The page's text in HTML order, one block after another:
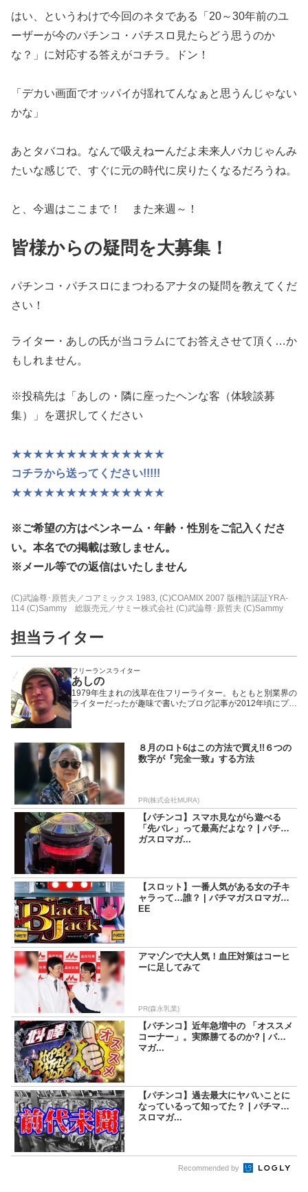
はい、というわけで今回のネタである「20～30年前のユ
ーザーが今のパチンコ・パチスロ見たらどう思うのか
な？」 に対応する答えがコチラ。ドン！
「デカい画面でオッパイが揺れてんなぁと思うんじゃない
かな」
あとタバコね。なんで吸えねーんだよ未来人バカじゃんみ
たいな感じで、すぐに元の時代に戻りたくなるだろうね。
と、今週はここまで！ また来週～！
皆様からの疑問を大募集！
パチンコ・パチスロにまつわるアナタの疑問を教えてくだ
さい！
ライター・あしの氏が当コラムにてお答えさせて頂く…か
もしれません。
※投稿先は「あしの・隣に座ったヘンな客（体験談募
集）」を選択してください
★★★★★★★★★★★★★★
コチラから送ってください!!!!!
★★★★★★★★★★★★★★
※ご希望の方はペンネーム・年齢・性別 をご記入くださ
い。本名での掲載は致しません。
※メール等での返信はいたしません
(C)武論尊･原哲夫／コアミックス 1983, (C)COAMIX 2007 版権許諾証YRA-
114 (C)Sammy 総販売元／サミー株式会社 (C)武論尊･原哲夫 (C)Sammy
担当ライター
フリーランスライター
あしの
1979年生まれの浅草在住フリーライター。もともと別業界の
ライターだったが趣味で書いたブログ記事が2012年頃にプチ
トーにしているため記事の内容もそっち方面が多め。
８月のロト6はこの方法で買え!!６つの
数字が『完全一致』する方法
PR(株式会社MURA)
【パチンコ】スマホ見ながら遊べる
「先バレ」って最高だよな？ | パチマ
ガスロマガ...
【スロット】一番人気がある女の子キ
ャラって…誰？ | パチマガスロマガFR
EE
アマゾンで大人気！血圧対策はコーヒ
ーに足してみて
PR(森永乳業)
【パチンコ】近年急増中の 「オススメ
コーナー」。実際勝てるのか? | パチ
マガ...
【パチンコ】過去最大にヤバいことに
なっているって知ってた？ | パチマガ
スロマガ...
Recommended by